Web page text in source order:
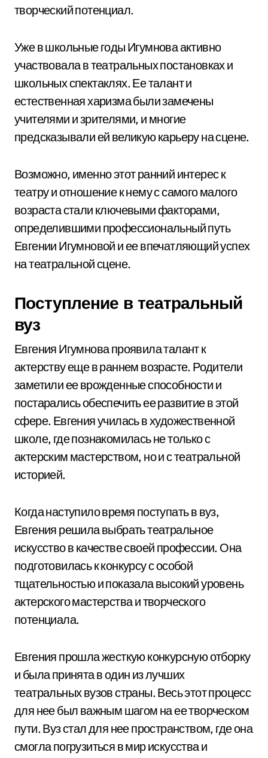
творческий потенциал.
Уже в школьные годы Игумнова активно
участвовала в театральных постановках и
школьных спектаклях. Ее талант и
естественная харизма были замечены
учителями и зрителями, и многие
предсказывали ей великую карьеру на сцене.
Возможно, именно этот ранний интерес к
театру и отношение к нему с самого малого
возраста стали ключевыми факторами,
определившими профессиональный путь
Евгении Игумновой и ее впечатляющий успех
на театральной сцене.
Поступление в театральный
вуз
Евгения Игумнова проявила талант к
актерству еще в раннем возрасте. Родители
заметили ее врожденные способности и
постарались обеспечить ее развитие в этой
сфере. Евгения училась в художественной
школе, где познакомилась не только с
актерским мастерством, но и с театральной
историей.
Когда наступило время поступать в вуз,
Евгения решила выбрать театральное
искусство в качестве своей профессии. Она
подготовилась к конкурсу с особой
тщательностью и показала высокий уровень
актерского мастерства и творческого
потенциала.
Евгения прошла жесткую конкурсную отборку
и была принята в один из лучших
театральных вузов страны. Весь этот процесс
для нее был важным шагом на ее творческом
пути. Вуз стал для нее пространством, где она
смогла погрузиться в мир искусства и